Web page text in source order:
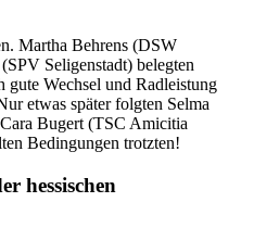
Martha Behrens (DSW
Seligenstadt) belegten
Wechsel und Radleistung
etwas später folgten Selma
Bugert (TSC Amicitia
Bedingungen trotzten!
hessischen